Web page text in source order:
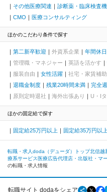
その他医療関連
診断薬・臨床検査
CMO
医療コンサルティング
ほかのこだわり条件で探す
第二新卒歓迎 外資系企業 年間休
管理職・マネジャー
英語を活かす
服装自由
女性活躍 社宅・家賃補
退職金制度
残業20時間未満 完全
原則定時退社
海外出張あり U・I
ほかの固定給で探す
固定給25万円以上 固定給35万円以上
転職・求人doda（デューダ）トップ北信越
療系サービス 医療広告代理店・出版社・マ
の転職・求人情報
転職サイト dodaをシェア